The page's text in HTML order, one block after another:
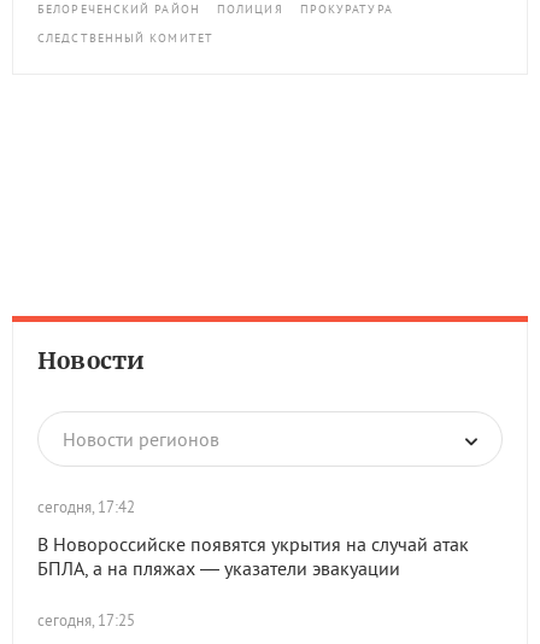
БЕЛОРЕЧЕНСКИЙ РАЙОН ПОЛИЦИЯ
ПРОКУРАТУРА
СЛЕДСТВЕННЫЙ КОМИТЕТ
Новости
Новости регионов
сегодня, 17:42
В Новороссийске появятся укрытия на случай атак
БПЛА, а на пляжах — указатели эвакуации
сегодня, 17:25